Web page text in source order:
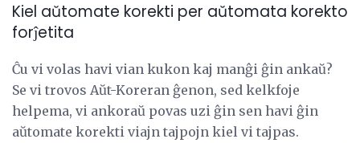
Kiel aŭtomate korekti per aŭtomata korekto
forĵetita
Ĉu vi volas havi vian kukon kaj manĝi ĝin ankaŭ?
Se vi trovos Aŭt-Koreran ĝenon, sed kelkfoje
helpema, vi ankoraŭ povas uzi ĝin sen havi ĝin
aŭtomate korekti viajn tajpojn kiel vi tajpas.